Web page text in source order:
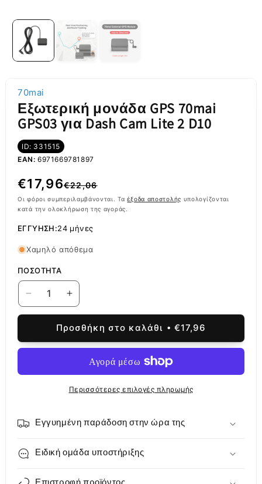
70mai
Εξωτερική μονάδα GPS 70mai
GPS03 για Dash Cam Lite 2 D10
ID: 331515
EAN: 6971669781897
Κανονική
τιμή
€22,06
Τιμή
έκπτωσης
€17,96
Οι φόροι συμπεριλαμβάνονται. Ταέξοδα αποστολής υπολογίζονται
κατά την ολοκλήρωση της αγοράς.
ΕΓΓΎΗΣΗ:24 μήνες
Χαμηλό απόθεμα
ΠΟΣΌΤΗΤΑ
Μείωση
ποσότητας
Εξωτερική
μονάδα
70mai
Cam
D10
Αύξηση
ποσότητας
για
Εξωτερική
μονάδα
GPS
70mai
GPS03
για
Cam
D10
Προσθήκη στο καλάθι €17,96
Περισσότερες επιλογές πληρωμής
Εγγυημένη παράδοση στην ώρα της
Ειδική ομάδα υποστήριξης